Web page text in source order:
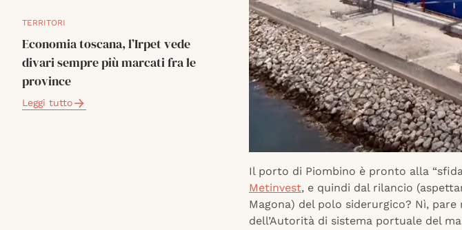
TERRITORI
Economia toscana, l’Irpet vede
divari sempre più marcati fra le
province
Leggi tutto
Il porto di Piombino è pronto alla
Metinvest, e quindi dal rilancio
Magona) del polo siderurgico? Nì,
dell’Autorità di sistema portuale del